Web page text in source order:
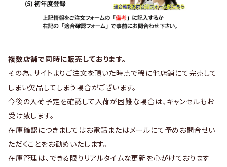
複数店舗で同時に販売しております。
その為、サイトよりご注文を頂いた時点で稀に他店舗にて完売して
しまい欠品してしまう場合がございます。
今後の入荷予定を確認して入荷が困難な場合は、キャンセルもお
受け致します。
在庫確認につきましてはお電話またはメールにて予めお問合せい
ただくことをお勧めいたします。
在庫管理は、できる限りリアルタイムな更新を心がけております